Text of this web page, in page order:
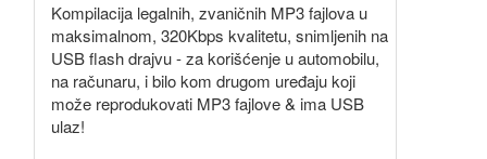
Kompilacija legalnih, zvaničnih MP3 fajlova u
maksimalnom, 320Kbps kvalitetu, snimljenih na
USB flash drajvu - za korišćenje u automobilu,
na računaru, i bilo kom drugom uređaju koji
može reprodukovati MP3 fajlove & ima USB
ulaz!